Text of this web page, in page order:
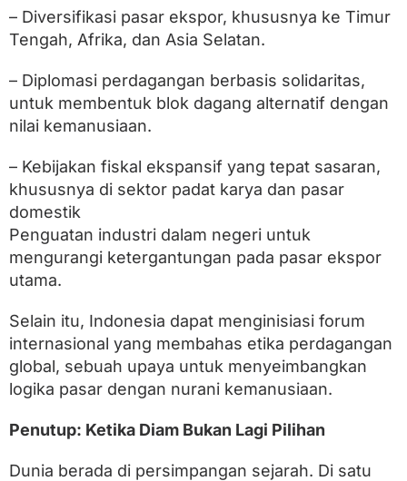
– Diversifikasi pasar ekspor, khususnya ke Timur
Tengah, Afrika, dan Asia Selatan.
– Diplomasi perdagangan berbasis solidaritas,
untuk membentuk blok dagang alternatif dengan
nilai kemanusiaan.
– Kebijakan fiskal ekspansif yang tepat sasaran,
khususnya di sektor padat karya dan pasar
domestik
Penguatan industri dalam negeri untuk
mengurangi ketergantungan pada pasar ekspor
utama.
Selain itu, Indonesia dapat menginisiasi forum
internasional yang membahas etika perdagangan
global, sebuah upaya untuk menyeimbangkan
logika pasar dengan nurani kemanusiaan.
Penutup: Ketika Diam Bukan Lagi Pilihan
Dunia berada di persimpangan sejarah. Di satu